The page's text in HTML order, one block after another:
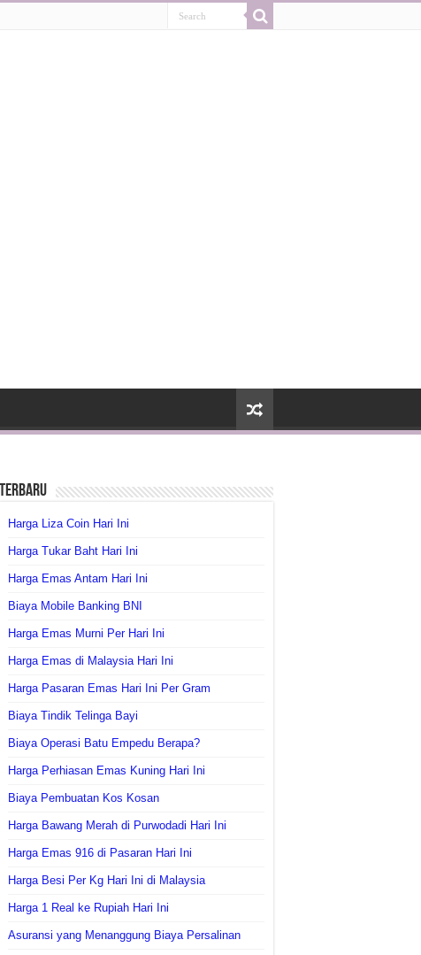
Terbaru
Harga Liza Coin Hari Ini
Harga Tukar Baht Hari Ini
Harga Emas Antam Hari Ini
Biaya Mobile Banking BNI
Harga Emas Murni Per Hari Ini
Harga Emas di Malaysia Hari Ini
Harga Pasaran Emas Hari Ini Per Gram
Biaya Tindik Telinga Bayi
Biaya Operasi Batu Empedu Berapa?
Harga Perhiasan Emas Kuning Hari Ini
Biaya Pembuatan Kos Kosan
Harga Bawang Merah di Purwodadi Hari Ini
Harga Emas 916 di Pasaran Hari Ini
Harga Besi Per Kg Hari Ini di Malaysia
Harga 1 Real ke Rupiah Hari Ini
Asuransi yang Menanggung Biaya Persalinan